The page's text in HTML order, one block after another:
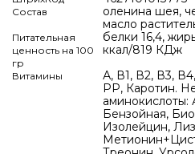
Состав
оленина шея,
масло
Питательная
ценность на 100
гр
белки 16,4,
ккал/819 КДж
Витамины
А, В1, В2, В3,
РР, Каротин.
аминокислоты:
Бензойная,
Изолейцин,